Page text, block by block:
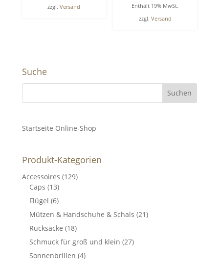
Suche
Startseite Online-Shop
Produkt-Kategorien
Accessoires (129)
Caps (13)
Flügel (6)
Mützen & Handschuhe & Schals (21)
Rucksäcke (18)
Schmuck für groß und klein (27)
Sonnenbrillen (4)
zzgl.Versand
Preis
war:
Enthält 19% MwSt.
zzgl. Versand